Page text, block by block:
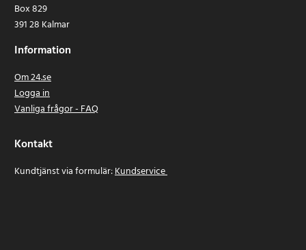
Box 829
391 28 Kalmar
Information
Om 24.se
Logga in
Vanliga frågor - FAQ
Kontakt
Kundtjänst via formulär:Kundservice